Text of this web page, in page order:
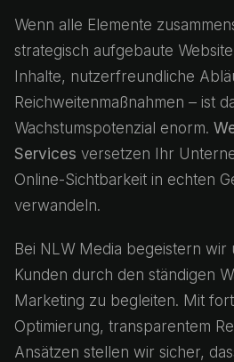
Wenn alle Elemente
strategisch aufgebaute
Inhalte, nutzerfreundliche
Reichweitenmaßnahmen – ist
Wachstumspotenzial enorm.
Services versetzen Ihr
Online-Sichtbarkeit in echten
verwandeln.
Bei NLW Media begeistern wir
Kunden durch den ständigen
Marketing zu begleiten. Mit
Optimierung, transparentem
Ansätzen stellen wir sicher,